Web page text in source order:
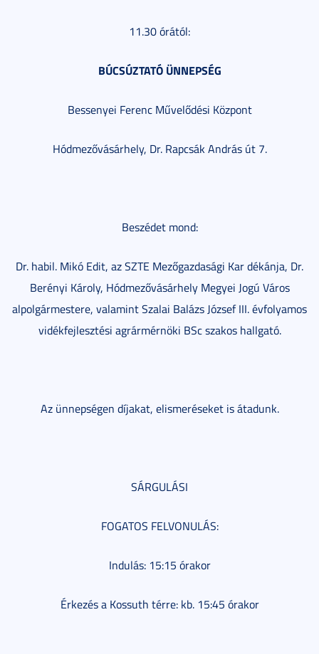
11.30 órától:
BÚCSÚZTATÓ ÜNNEPSÉG
Bessenyei Ferenc Művelődési Központ
Hódmezővásárhely, Dr. Rapcsák András út 7.
Beszédet mond:
Dr. habil. Mikó Edit, az SZTE Mezőgazdasági Kar dékánja, Dr.
Berényi Károly, Hódmezővásárhely Megyei Jogú Város
alpolgármestere, valamint Szalai Balázs József III. évfolyamos
vidékfejlesztési agrármérnöki BSc szakos hallgató.
Az ünnepségen díjakat, elismeréseket is átadunk.
SÁRGULÁSI
FOGATOS FELVONULÁS:
Indulás: 15:15 órakor
Érkezés a Kossuth térre: kb. 15:45 órakor